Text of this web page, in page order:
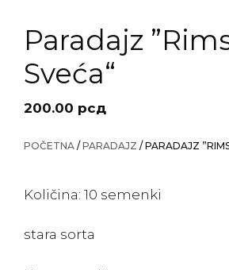
Paradajz
Sveća“
200.00 рсд
POČETNA /PARADAJZ / PARADAJZ
Količina: 10 semenki
stara sorta